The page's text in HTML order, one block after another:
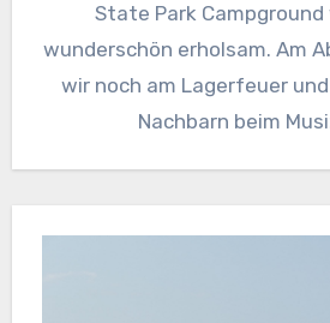
State Park
wunderschön erholsam. Am
wir noch am Lagerfeuer
Nachbarn beim